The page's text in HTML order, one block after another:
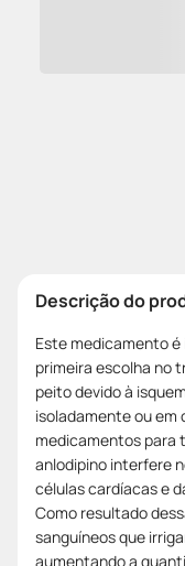
Descrição do
Este medicamento
primeira escolha no
peito devido à
isoladamente ou
medicamentos para
anlodipino interfere
células cardíacas e
Como resultado
sanguíneos que
aumentando a